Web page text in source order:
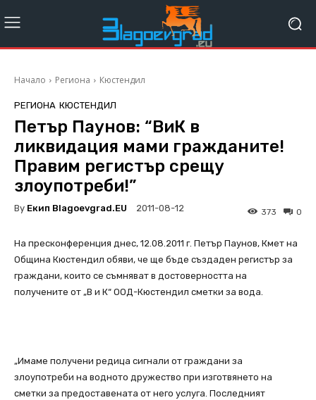
Начало Региона Кюстендил
РЕГИОНА КЮСТЕНДИЛ
Петър Паунов: “ВиК в
ликвидация мами гражданите!
Правим регистър срещу
злоупотреби!”
By Екип Blagoevgrad.EU 2011-08-12 0
373
На пресконференция днес, 12.08.2011 г. Петър Паунов, Кмет на
Община Кюстендил обяви, че ще бъде създаден регистър за
граждани, които се съмняват в достоверността на
получените от „В и К“ ООД-Кюстендил сметки за вода.
„Имаме получени редица сигнали от граждани за
злоупотреби на водното дружество при изготвянето на
сметки за предоставената от него услуга. Последният